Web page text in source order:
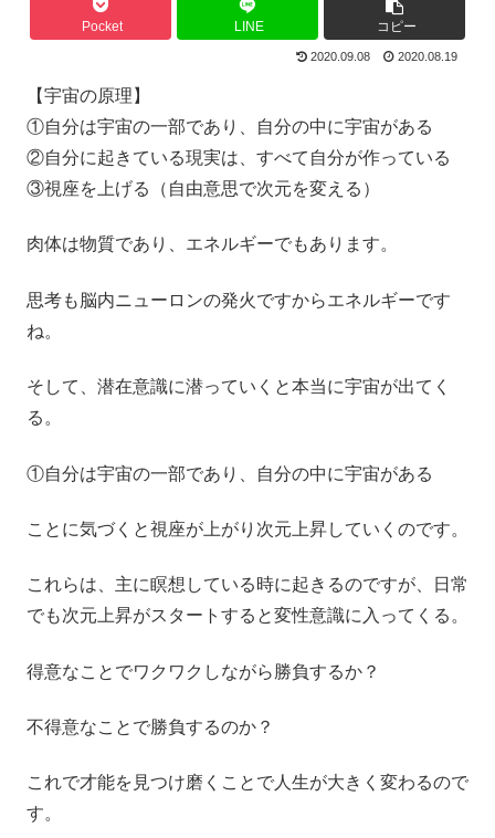
Pocket LINE コピー
2020.09.08 2020.08.19
【宇宙の原理】
①自分は宇宙の一部であり、自分の中に宇宙がある
②自分に起きている現実は、すべて自分が作っている
③視座を上げる（自由意思で次元を変える）
肉体は物質であり、エネルギーでもあります。
思考も脳内ニューロンの発火ですからエネルギーです
ね。
そして、潜在意識に潜っていくと本当に宇宙が出てく
る。
①自分は宇宙の一部であり、自分の中に宇宙がある
ことに気づくと視座が上がり次元上昇していくのです。
これらは、主に瞑想している時に起きるのですが、日常
でも次元上昇がスタートすると変性意識に入ってくる。
得意なことでワクワクしながら勝負するか？
不得意なことで勝負するのか？
これで才能を見つけ磨くことで人生が大きく変わるので
す。